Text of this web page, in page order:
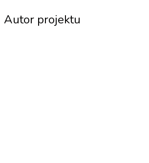
Autor projektu